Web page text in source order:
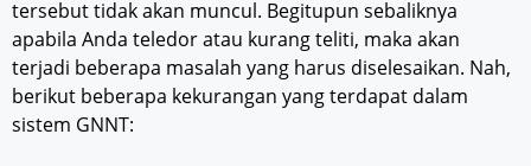
tersebut tidak akan muncul. Begitupun sebaliknya
apabila Anda teledor atau kurang teliti, maka akan
terjadi beberapa masalah yang harus diselesaikan. Nah,
berikut beberapa kekurangan yang terdapat dalam
sistem GNNT: